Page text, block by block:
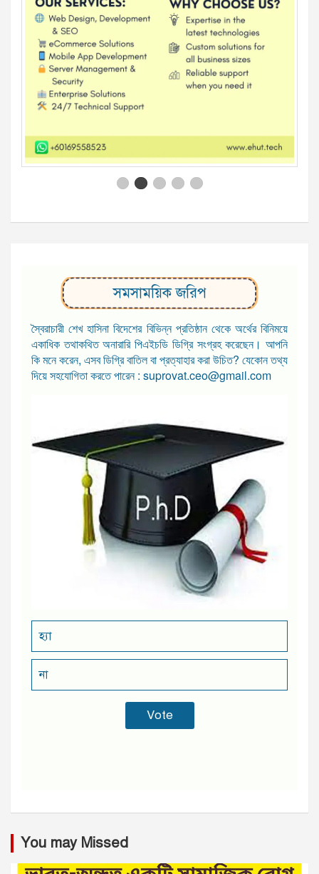
সমসাময়িক জরিপ
স্বৈরাচারী শেখ হাসিনা বিদেশের বিভিন্ন প্রতিষ্ঠান থেকে অর্থের বিনিময়ে
একাধিক তথাকথিত অনারারি পিএইচডি ডিগ্রি সংগ্রহ করেছেন। আপনি
কি মনে করেন, এসব ডিগ্রি বাতিল বা প্রত্যাহার করা উচিত? যেকোন তথ্য
দিয়ে সহযোগিতা করতে পারেন : suprovat.ceo@gmail.com
হ্যা
না
You may Missed